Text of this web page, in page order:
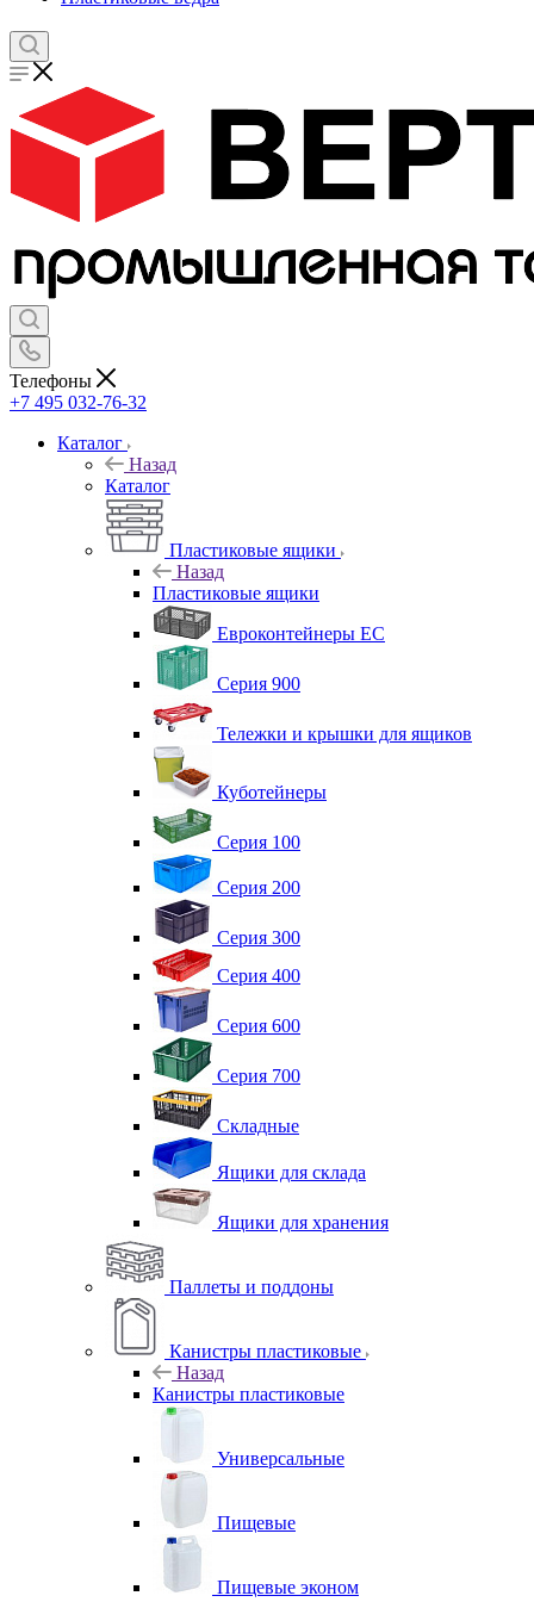
Телефоны
+7 495 032-76-32
Каталог
Назад
Каталог
Пластиковые ящики
Назад
Пластиковые ящики
Евроконтейнеры ЕС
Серия 900
Тележки и крышки для ящиков
Куботейнеры
Серия 100
Серия 200
Серия 300
Серия 400
Серия 600
Серия 700
Складные
Ящики для склада
Ящики для хранения
Паллеты и поддоны
Канистры пластиковые
Назад
Канистры пластиковые
Универсальные
Пищевые
Пищевые эконом